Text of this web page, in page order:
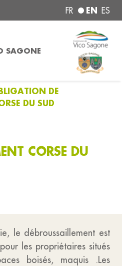
FR EN ES
SAGONE
DE
DU SUD
CORSE DU
le débroussaillement est
les propriétaires situés
boisés, maquis .Les